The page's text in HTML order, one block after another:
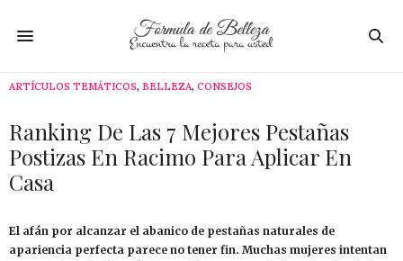
ARTÍCULOS TEMÁTICOS, BELLEZA, CONSEJOS
Ranking De Las 7 Mejores Pestañas
Postizas En Racimo Para Aplicar En
Casa
El afán por alcanzar el abanico de pestañas naturales de
apariencia perfecta parece no tener fin. Muchas mujeres intentan